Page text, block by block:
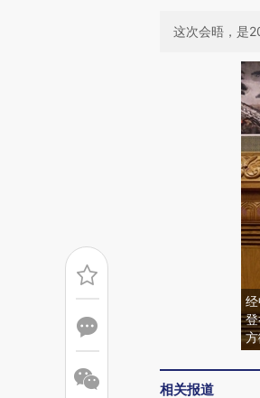
这次会晤，是
相关报道